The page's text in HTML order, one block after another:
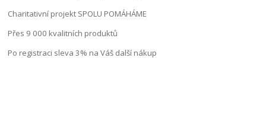
Charitativní projekt SPOLU POMÁHÁME
Přes 9 000 kvalitních produktů
Po registraci sleva 3% na Váš další nákup